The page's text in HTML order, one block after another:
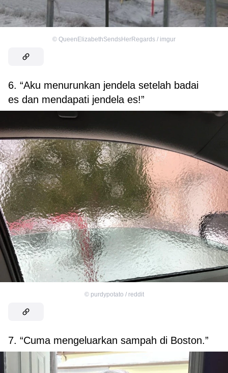
© QueenElizabethSendsHerRegards / imgur
6. “Aku menurunkan jendela setelah badai
es dan mendapati jendela es!”
© purdypotato / reddit
7. “Cuma mengeluarkan sampah di Boston.”